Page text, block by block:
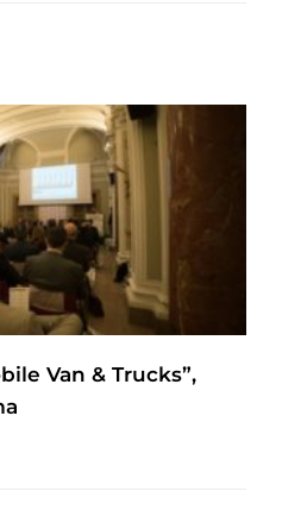
Van & Trucks”,